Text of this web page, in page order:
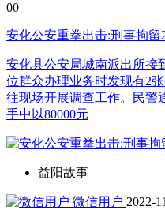
00
安化公安重拳出击:刑事拘留
安化县公安局城南派出所接
位群众办理业务时发现有2
往现场开展调查工作。民警
手中以80000元
益阳故事
微信用户 2022-